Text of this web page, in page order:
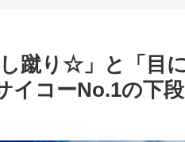
蹴り☆」と「目
イコーNo.1の下